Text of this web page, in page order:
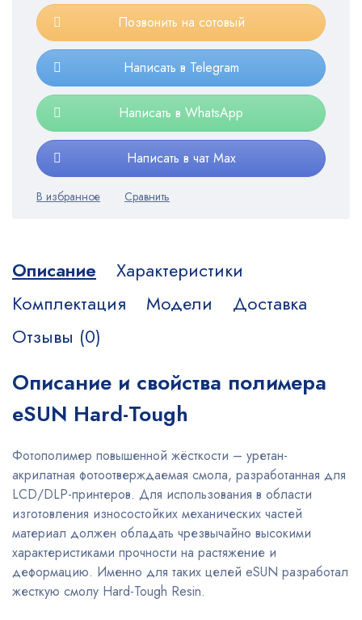
Позвонить на сотовый
Написать в Telegram
Написать в WhatsApp
Написать в чат Max
Описание
Характеристики
Комплектация
Модели
Доставка
Отзывы (0)
Описание и свойства полимера
eSUN Hard-Tough
Фотополимер повышенной жёсткости – уретан-
акрилатная фотоотверждаемая смола, разработанная для
LCD/DLP-принтеров. Для использования в области
изготовления износостойких механических частей
материал должен обладать чрезвычайно высокими
характеристиками прочности на растяжение и
деформацию. Именно для таких целей eSUN разработал
жесткую смолу Hard-Tough Resin.